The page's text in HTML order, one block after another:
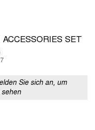
SET
Sie sich an, um
sehen